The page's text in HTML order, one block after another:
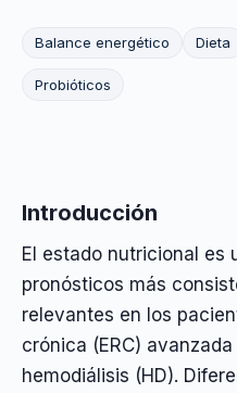
Balance energético Dieta
Probióticos
Introducción
El estado nutricional es
pronósticos más
relevantes en los
crónica (ERC)
hemodiálisis (HD).